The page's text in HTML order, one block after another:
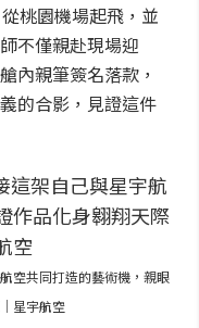
桃園機場起飛，並
不僅親赴現場迎
內親筆簽名落款，
的合影，見證這件
空共同打造的藝術機，親眼
星宇航空